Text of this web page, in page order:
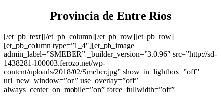
Provincia de Entre Ríos
[/et_pb_text][/et_pb_column][/et_pb_row][et_pb_row]
[et_pb_column type=”1_4″][et_pb_image
admin_label=”SMEBER” _builder_version=”3.0.96″ src=”http://sd-
1438281-h00003.ferozo.net/wp-
content/uploads/2018/02/Smeber.jpg” show_in_lightbox=”off”
url_new_window=”on” use_overlay=”off”
always_center_on_mobile=”on” force_fullwidth=”off”